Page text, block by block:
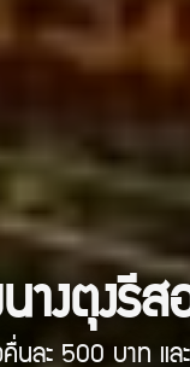
างตุงรี
ละ 500 บาท แล